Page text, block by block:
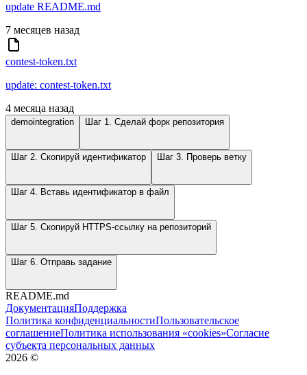
update README.md
7 месяцев назад
contest-token.txt
update: contest-token.txt
4 месяца назад
demointegration Шаг 1. Сделай форк репозитория
Шаг 2. Скопируй идентификатор Шаг 3. Проверь ветку
Шаг 4. Вставь идентификатор в файл
Шаг 5. Скопируй HTTPS-ссылку на репозиторий
Шаг 6. Отправь задание
README.md
ДокументацияПоддержка
Политика конфиденциальностиПользовательское
соглашениеПолитика использования «cookies»Согласие
субъекта персональных данных
2026 ©